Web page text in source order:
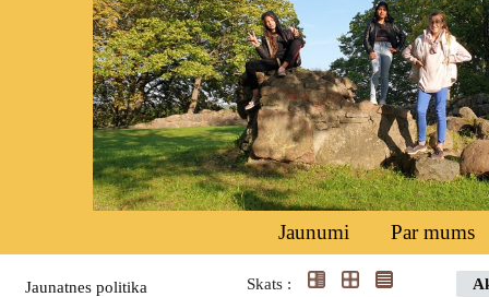
Jaunumi Par mums
Jaunatnes politika
Skats :